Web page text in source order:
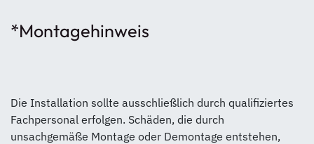
*Montagehinweis
Die Installation sollte ausschließlich durch qualifiziertes
Fachpersonal erfolgen. Schäden, die durch
unsachgemäße Montage oder Demontage entstehen,